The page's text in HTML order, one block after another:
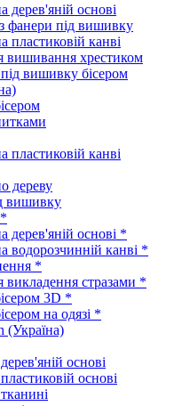
основі
фанери під вишивку
канві
вишивання хрестиком
вишивку бісером
канві
дереву
вишивку
дерев'яній основі *
водорозчинній канві *
*
викладення стразами *
3D *
на одязі *
(Україна)
основі
основі